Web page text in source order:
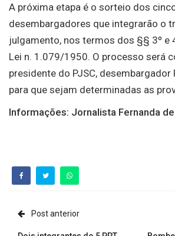
A próxima etapa é o sorteio dos
desembargadores que integrarão o
julgamento, nos termos dos §§ 3º e
Lei n. 1.079/1950. O processo será
presidente do PJSC, desembargador
para que sejam determinadas as
Informações: Jornalista Fernanda
Post anterior